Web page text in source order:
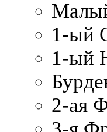
1-ый
1-ый
2-ая